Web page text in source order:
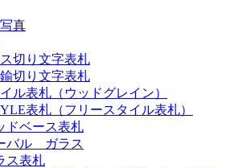
真
切り文字表札
切り文字表札
ル表札（ウッドグレイン）
表札（フリースタイル表札）
ドベース表札
バル ガラス
ス表札